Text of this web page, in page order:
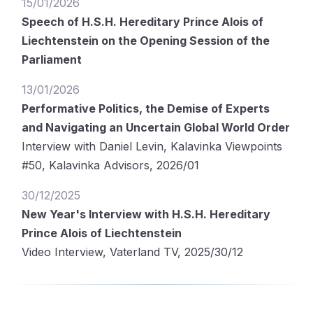
15/01/2026
Speech of H.S.H. Hereditary Prince Alois of
Liechtenstein on the Opening Session of the
Parliament
13/01/2026
Performative Politics, the Demise of Experts
and Navigating an Uncertain Global World Order
Interview with Daniel Levin, Kalavinka Viewpoints
#50, Kalavinka Advisors, 2026/01
30/12/2025
New Year's Interview with H.S.H. Hereditary
Prince Alois of Liechtenstein
Video Interview, Vaterland TV, 2025/30/12